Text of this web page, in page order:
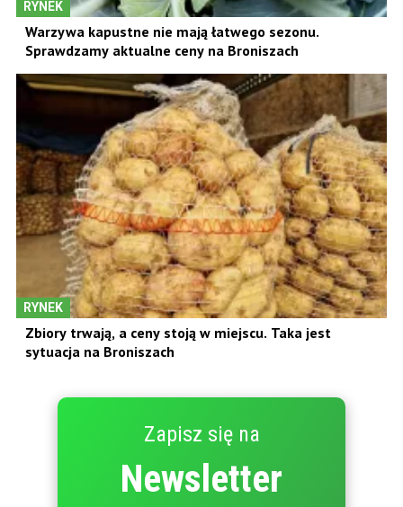
RYNEK
Warzywa kapustne nie mają łatwego sezonu.
Sprawdzamy aktualne ceny na Broniszach
RYNEK
Zbiory trwają, a ceny stoją w miejscu. Taka jest
sytuacja na Broniszach
Zapisz się na
Newsletter